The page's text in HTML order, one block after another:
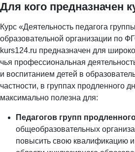
Для кого предназначен
Курс «Деятельность педагога
образовательной организации по
kurs124.ru предназначен для
чья профессиональная
и воспитанием детей в
частности, в группах продленного
максимально полезна для:
Педагогов групп
общеобразовательных
повысить свою квалификацию и